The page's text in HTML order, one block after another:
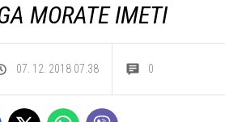
MORATE IMETI
07. 12. 2018 07.38 0